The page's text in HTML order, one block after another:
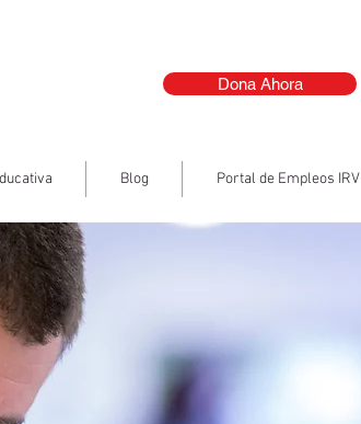
Dona Ahora
Blog Portal de Empleos IRV